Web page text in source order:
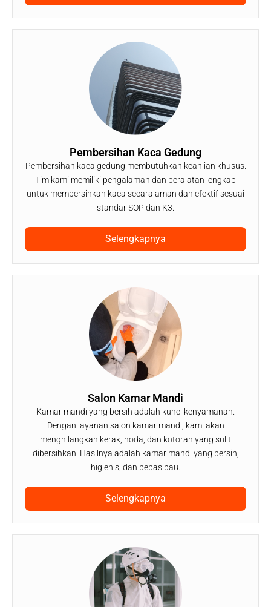
Pembersihan Kaca Gedung
Pembersihan kaca gedung membutuhkan keahlian khusus.
Tim kami memiliki pengalaman dan peralatan lengkap
untuk membersihkan kaca secara aman dan efektif sesuai
standar SOP dan K3.
Selengkapnya
Salon Kamar Mandi
Kamar mandi yang bersih adalah kunci kenyamanan.
Dengan layanan salon kamar mandi, kami akan
menghilangkan kerak, noda, dan kotoran yang sulit
dibersihkan. Hasilnya adalah kamar mandi yang bersih,
higienis, dan bebas bau.
Selengkapnya